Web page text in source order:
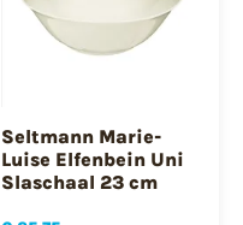
Seltmann Marie-
Luise Elfenbein Uni
Slaschaal 23 cm